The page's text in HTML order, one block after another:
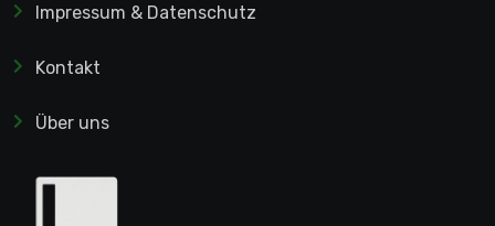
Impressum & Datenschutz
Kontakt
Über uns